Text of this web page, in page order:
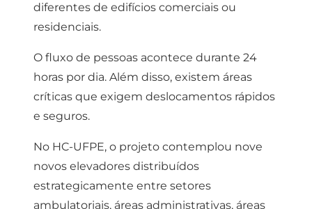
diferentes de edifícios comerciais ou
residenciais.
O fluxo de pessoas acontece durante 24
horas por dia. Além disso, existem áreas
críticas que exigem deslocamentos rápidos
e seguros.
No HC-UFPE, o projeto contemplou nove
novos elevadores distribuídos
estrategicamente entre setores
ambulatoriais, áreas administrativas, áreas